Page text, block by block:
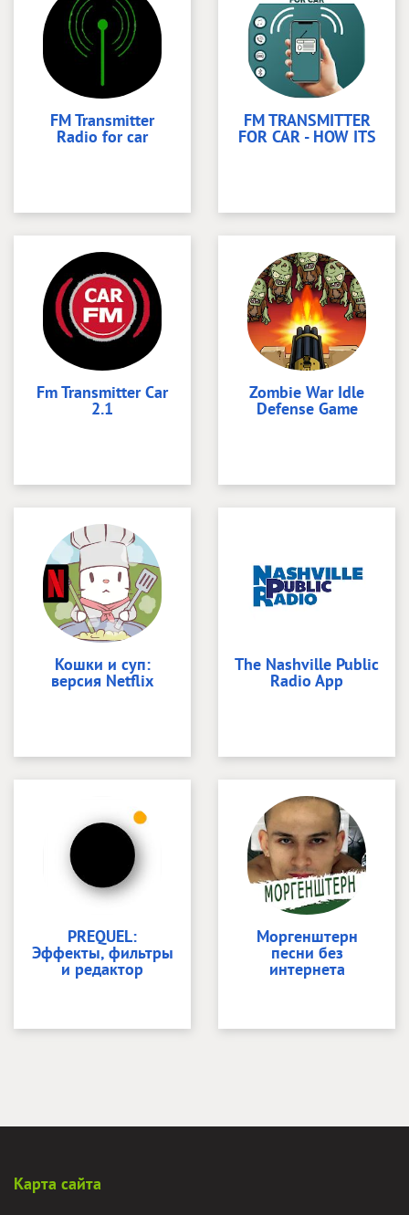
FM Transmitter
Radio for car
FM TRANSMITTER
FOR CAR - HOW ITS
Fm Transmitter Car
2.1
Zombie War Idle
Defense Game
Кошки и суп:
версия Netflix
The Nashville Public
Radio App
PREQUEL:
Эффекты, фильтры
и редактор
Моргенштерн
песни без
интернета
Карта сайта